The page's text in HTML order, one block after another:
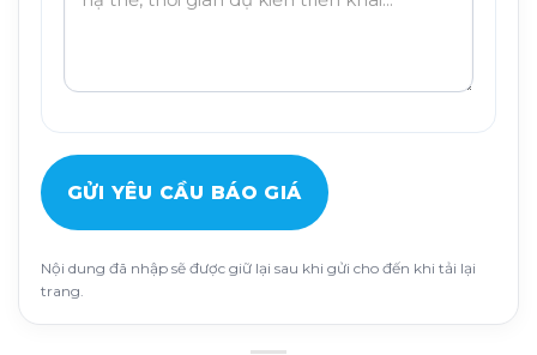
GỬI YÊU CẦU BÁO GIÁ
Nội dung đã nhập sẽ được giữ lại sau khi gửi cho đến khi tải lại
trang.